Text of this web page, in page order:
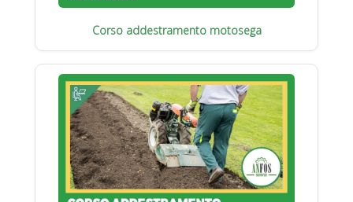
Corso addestramento motosega